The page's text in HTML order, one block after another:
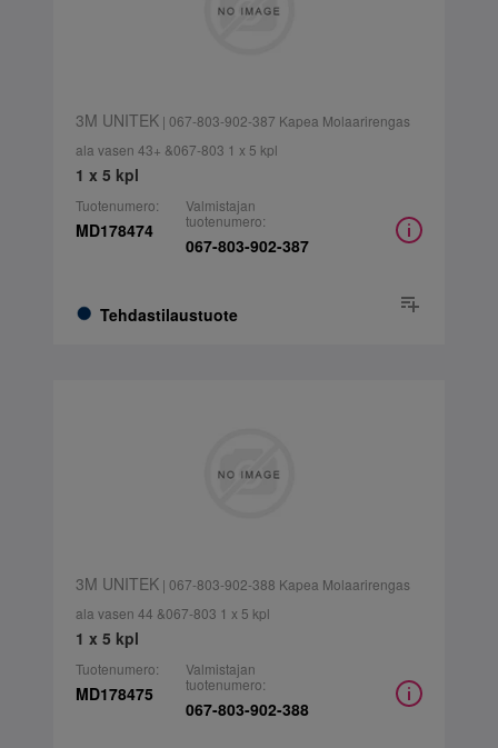
3M UNITEK| 067-803-902-387 Kapea Molaarirengas
ala vasen 43+ &067-803 1 x 5 kpl
1 x 5 kpl
Tuotenumero:
MD178474
Tehdastilaustuote
Valmistajan
tuotenumero:
067-803-902-387
3M UNITEK| 067-803-902-388 Kapea Molaarirengas
ala vasen 44 &067-803 1 x 5 kpl
1 x 5 kpl
Tuotenumero:
MD178475
Valmistajan
tuotenumero:
067-803-902-388